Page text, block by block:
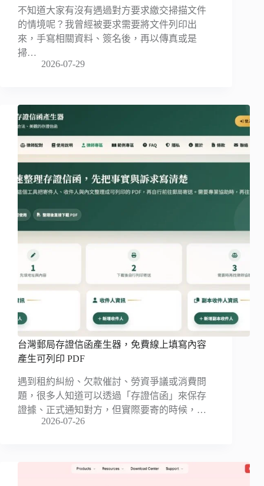
不知道大家有沒有遇過對方要求繳交掃描文件
的情境呢？我曾經被要求需要將文件列印出
來，手寫相關資料、簽名後，再以傳真或是
掃…
2026-07-29
台灣郵局存證信函產生器，免費線上填寫內容
產生可列印 PDF
遇到租約糾紛、欠款催討、勞資爭議或消費問
題，很多人知道可以透過「存證信函」來保存
證據、正式通知對方，但實際要寄的時候，…
2026-07-26